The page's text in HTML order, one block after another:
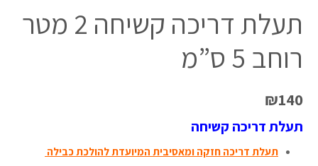
תעלת דריכה קשיחה 2 מטר
רוחב 5 ס”מ
₪140
תעלת דריכה קשיחה
תעלת דריכה חזקה ומאסיבית המיועדת להולכת כבילה